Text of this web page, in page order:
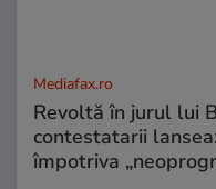
Mediafax.ro
Revoltă în jurul lui
contestatarii
împotriva